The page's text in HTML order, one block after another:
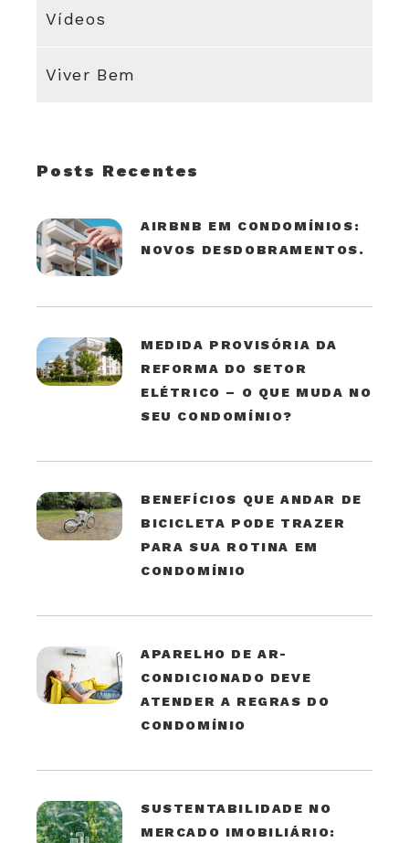
Vídeos
Viver Bem
Posts Recentes
AIRBNB EM CONDOMÍNIOS:
NOVOS DESDOBRAMENTOS.
MEDIDA PROVISÓRIA DA
REFORMA DO SETOR
ELÉTRICO – O QUE MUDA NO
SEU CONDOMÍNIO?
BENEFÍCIOS QUE ANDAR DE
BICICLETA PODE TRAZER
PARA SUA ROTINA EM
CONDOMÍNIO
APARELHO DE AR-
CONDICIONADO DEVE
ATENDER A REGRAS DO
CONDOMÍNIO
SUSTENTABILIDADE NO
MERCADO IMOBILIÁRIO: